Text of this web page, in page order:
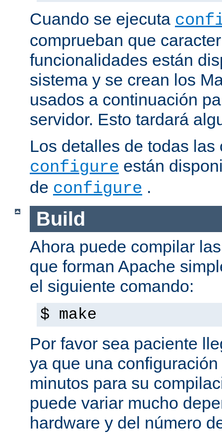
Cuando se ejecuta
comprueban que
funcionalidades están
sistema y se crean los
usados a continuación
servidor. Esto tardará
Los detalles de todas las
configure están
de configure .
Build
Ahora puede compilar
que forman Apache
el siguiente comando:
$ make
Por favor sea paciente
ya que una
minutos para su
puede variar mucho
hardware y del número